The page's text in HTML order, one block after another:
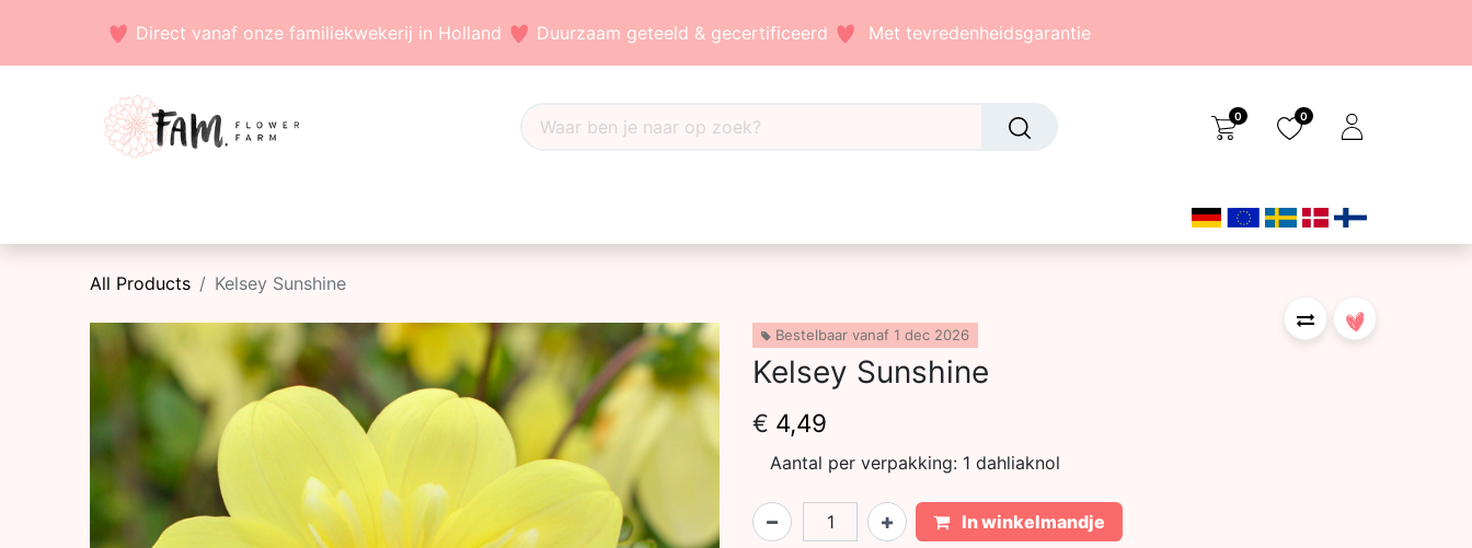
Direct vanaf onze familiekwekerij in Holland Duurzaam geteeld & gecertificeerd Met tevredenheidsgarantie
0 0
All Products Kelsey Sunshine
Bestelbaar vanaf 1 dec 2026
Kelsey Sunshine
€ 4,49
Aantal per verpakking: 1 dahliaknol
In winkelmandje